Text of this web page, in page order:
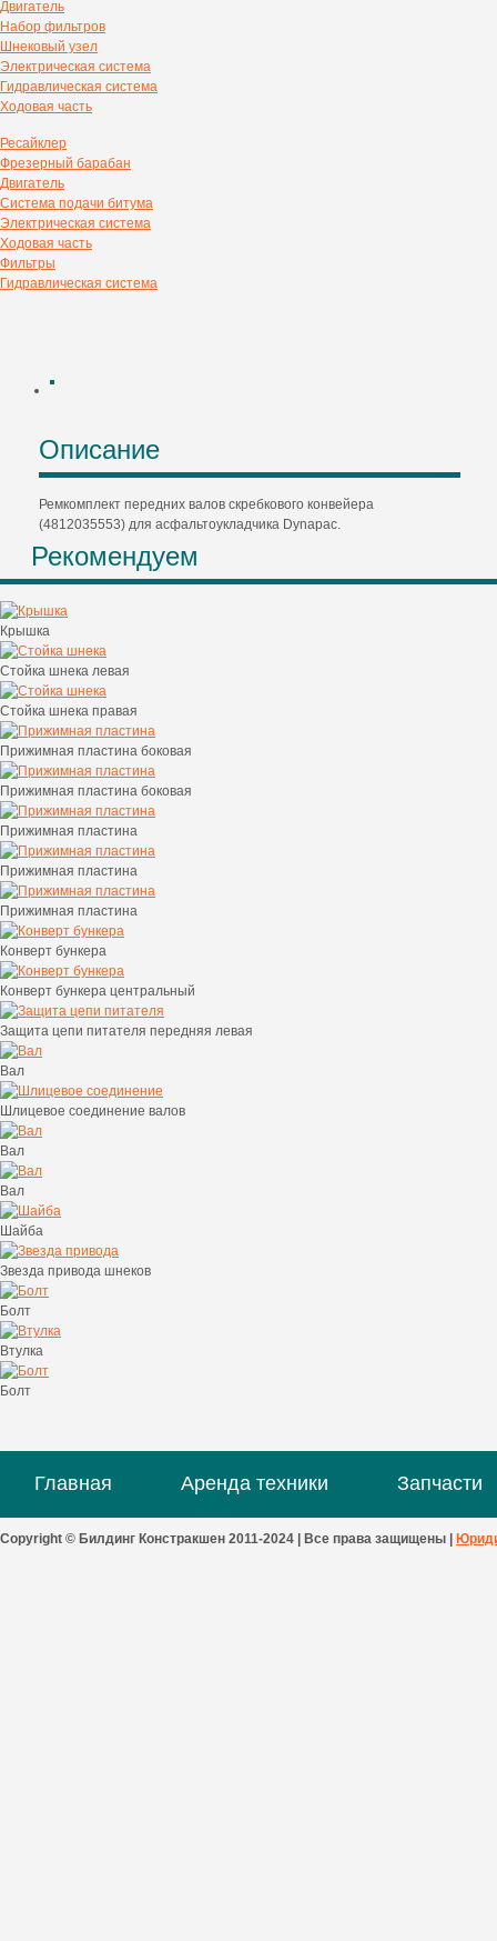
Двигатель
Набор фильтров
Шнековый узел
Электрическая система
Гидравлическая система
Ходовая часть
Ресайклер
Фрезерный барабан
Двигатель
Система подачи битума
Электрическая система
Ходовая часть
Фильтры
Гидравлическая система
Описание
Ремкомплект передних валов скребкового конвейера
(4812035553) для асфальтоукладчика Dynapac.
Рекомендуем
Крышка
Стойка шнека левая
Стойка шнека правая
Прижимная пластина боковая
Прижимная пластина боковая
Прижимная пластина
Прижимная пластина
Прижимная пластина
Конверт бункера
Конверт бункера центральный
Защита цепи питателя передняя левая
Вал
Шлицевое соединение валов
Вал
Вал
Шайба
Звезда привода шнеков
Болт
Втулка
Болт
Главная Аренда техники Запчасти
Copyright © Билдинг Констракшен 2011-2024 | Все права защищены |